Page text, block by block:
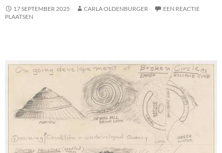
17 SEPTEMBER 2025 CARLA OLDENBURGER
EEN REACTIE
PLAATSEN